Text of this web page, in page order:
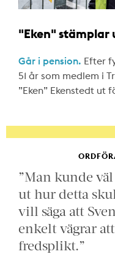
"Eken" stämplar
Går i pension. Efter
51 år som medlem i
”Eken” Ekenstedt ut
”Man kunde
ut hur detta
vill säga att
enkelt vägrar
fredsplikt.”